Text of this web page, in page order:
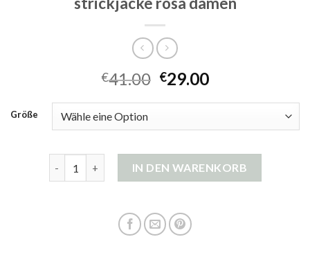
€41.00 €29.00
Größe
IN DEN WARENKORB